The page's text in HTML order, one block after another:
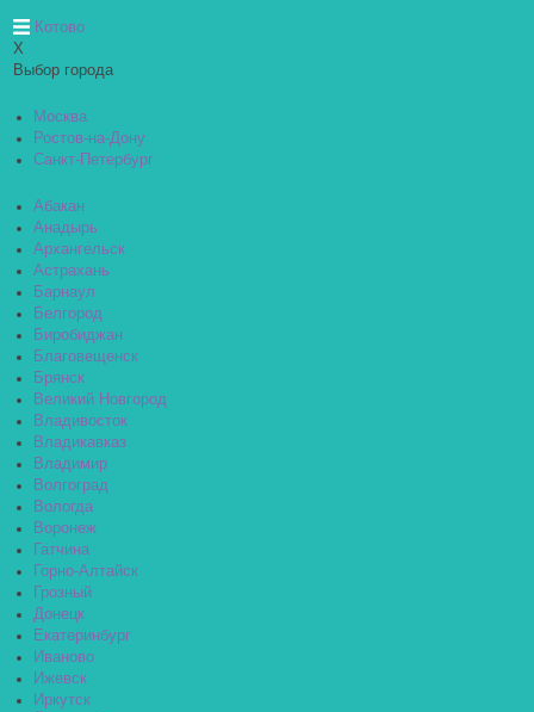
Котово
X
Выбор города
Москва
Ростов-на-Дону
Санкт-Петербург
Абакан
Анадырь
Архангельск
Астрахань
Барнаул
Белгород
Биробиджан
Благовещенск
Брянск
Великий Новгород
Владивосток
Владикавказ
Владимир
Волгоград
Вологда
Воронеж
Гатчина
Горно-Алтайск
Грозный
Донецк
Екатеринбург
Иваново
Ижевск
Иркутск